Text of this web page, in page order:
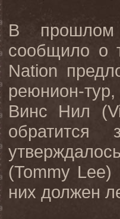
В
сообщило о
Nation
реюнион-тур,
Винс Нил (
(Tommy Lee)
них должен